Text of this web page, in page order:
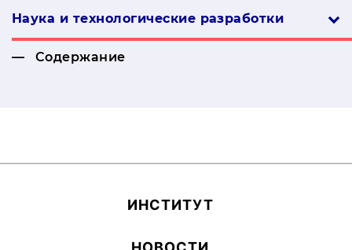
Наука и технологические разработки
Содержание
ИН­СТИ­ТУТ